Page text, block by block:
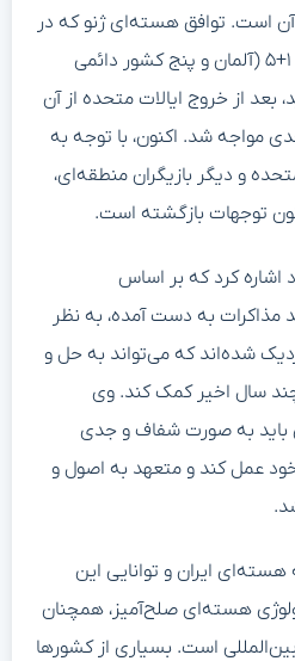
آن است. توافق هسته‌ای ژنو که در
سال ۲۰۱۵ میان ایران و گروه ۱+۵ (آلمان و پنج کشور دائمی
بعد از خروج ایالات متحده از آن
جدی مواجه شد. اکنون، با توجه به
و دیگر بازیگران منطقه‌ای،
توجهات بازگشته است.
کرد که بر اساس
مذاکرات به دست آمده، به نظر
شده‌اند که می‌تواند به حل و
سال اخیر کمک کند. وی
باید به صورت شفاف و جدی
عمل کند و متعهد به اصول و
ایران و توانایی این
هسته‌ای صلح‌آمیز، همچنان
است. بسیاری از کشورها